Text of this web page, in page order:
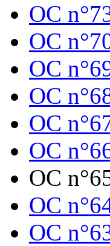
OC
OC
OC
OC
OC
OC
OC
OC
OC